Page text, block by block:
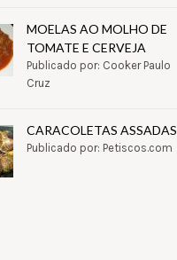
MOELAS AO MOLHO DE
TOMATE E CERVEJA
Publicado por: Cooker Paulo
Cruz
CARACOLETAS ASSADAS
Publicado por: Petiscos.com